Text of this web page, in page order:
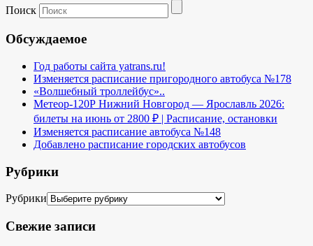
Поиск
Обсуждаемое
Год работы сайта yatrans.ru!
Изменяется расписание пригородного автобуса №178
«Волшебный троллейбус»..
Метеор-120Р Нижний Новгород — Ярославль 2026:
билеты на июнь от 2800 ₽ | Расписание, остановки
Изменяется расписание автобуса №148
Добавлено расписание городских автобусов
Рубрики
Рубрики
Свежие записи